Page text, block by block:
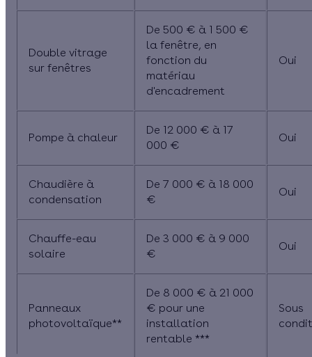
Double vitrage
sur fenêtres
De 500 € à 1 500 €
la fenêtre, en
fonction du
matériau
d'encadrement
Oui
Pompe à chaleur
De 12 000 € à 17
000 €
Oui
Chaudière à
condensation
De 7 000 € à 18 000
€
Oui
Chauffe-eau
solaire
De 3 000 € à 9 000
€
Oui
Panneaux
photovoltaïque**
De 8 000 € à 21 000
€ pour une
installation
rentable ***
Sous